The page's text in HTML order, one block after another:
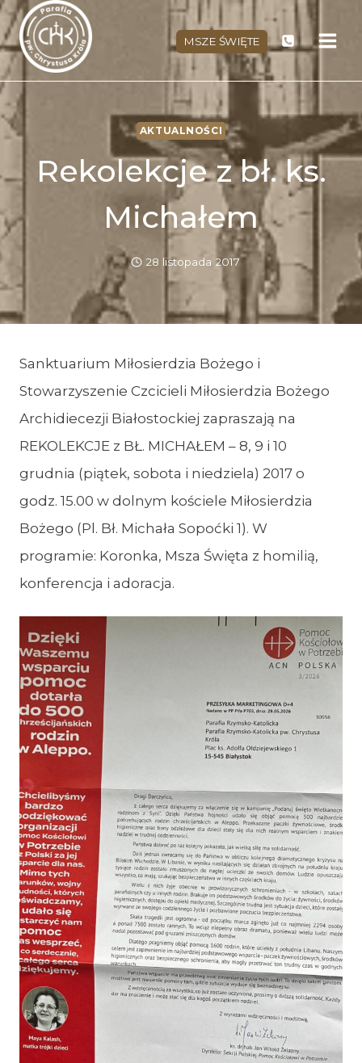
Przejdź
do
treści
MSZE ŚWIĘTE
AKTUALNOŚCI
Rekolekcje z bł. ks.
Michałem
28 listopada 2017
Sanktuarium Miłosierdzia Bożego i
Stowarzyszenie Czcicieli Miłosierdzia Bożego
Archidiecezji Białostockiej zapraszają na
REKOLEKCJE z BŁ. MICHAŁEM – 8, 9 i 10
grudnia (piątek, sobota i niedziela) 2017 o
godz. 15.00 w dolnym kościele Miłosierdzia
Bożego (Pl. Bł. Michała Sopoćki 1). W
programie: Koronka, Msza Święta z homilią,
konferencja i adoracja.